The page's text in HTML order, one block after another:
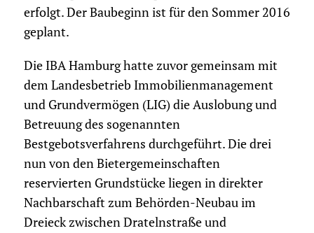
erfolgt. Der Baubeginn ist für den Sommer 2016
geplant.
Die IBA Hamburg hatte zuvor gemeinsam mit
dem Landesbetrieb Immobilienmanagement
und Grundvermögen (LIG) die Auslobung und
Betreuung des sogenannten
Bestgebotsverfahrens durchgeführt. Die drei
nun von den Bietergemeinschaften
reservierten Grundstücke liegen in direkter
Nachbarschaft zum Behörden-Neubau im
Dreieck zwischen Dratelnstraße und